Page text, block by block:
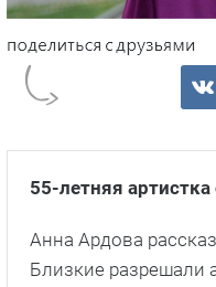
55-летняя артистка
Анна Ардова
Близкие разрешали